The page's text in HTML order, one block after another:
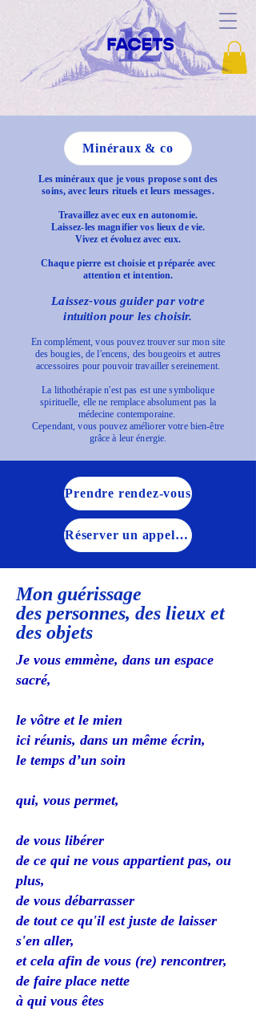
Minéraux & co
Les minéraux que je vous propose sont des
soins, avec leurs rituels et leurs messages.
Travaillez avec eux en autonomie.
Laissez-les magnifier vos lieux de vie.
Vivez et évoluez avec eux.
Chaque pierre est choisie et préparée avec
attention et intention.
Laissez-vous guider par votre
intuition pour les choisir.
En complément, vous pouvez trouver sur mon site
des bougies, de l'encens, des bougeoirs et autres
accessoires pour pouvoir travailler sereinement.
La lithothérapie n'est pas est une symbolique
spirituelle, elle ne remplace absolument pas la
médecine contemporaine.
Cependant, vous pouvez améliorer votre bien-être
grâce à leur énergie.
Prendre rendez-vous
Réserver un appel découverte gratuit de 15 minutes
Mon guérissage
des personnes, des lieux et
des objets
Je vous emmène, dans un espace
sacré,
le vôtre et le mien
ici réunis, dans un même écrin,
le temps d’un soin
qui, vous permet,
de vous libérer
de ce qui ne vous appartient pas, ou
plus,
de vous débarrasser
de tout ce qu'il est juste de laisser
s'en aller,
et cela afin de vous (re) rencontrer,
de faire place nette
à qui vous êtes